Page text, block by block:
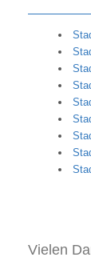
Vielen